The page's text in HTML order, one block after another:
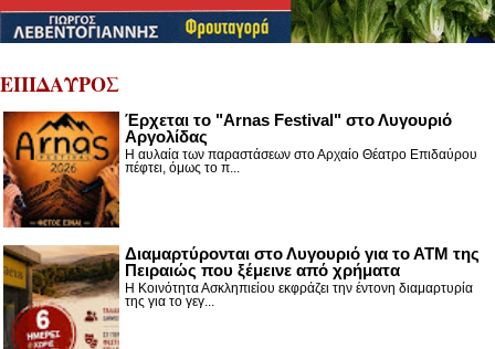
ΕΠΙΔΑΥΡΟΣ
Έρχεται το "Arnas Festival" στο Λυγουριό
Αργολίδας
Η αυλαία των παραστάσεων στο Αρχαίο Θέατρο Επιδαύρου
πέφτει, όμως το π...
Διαμαρτύρονται στο Λυγουριό για το ΑΤΜ της
Πειραιώς που ξέμεινε από χρήματα
Η Κοινότητα Ασκληπιείου εκφράζει την έντονη διαμαρτυρία
της για το γεγ...